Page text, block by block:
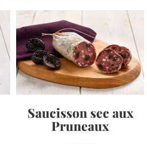
Saucisson sec aux
Pruneaux